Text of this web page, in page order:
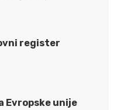
register
Evropske unije